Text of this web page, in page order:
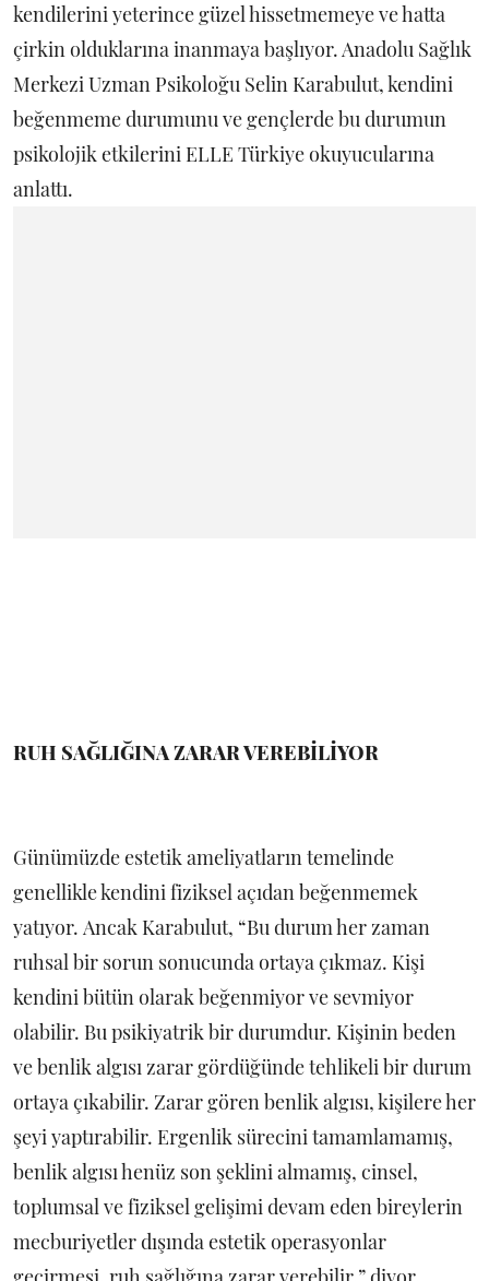
kendilerini yeterince güzel hissetmemeye ve hatta
çirkin olduklarına inanmaya başlıyor. Anadolu Sağlık
Merkezi Uzman Psikoloğu Selin Karabulut, kendini
beğenmeme durumunu ve gençlerde bu durumun
psikolojik etkilerini ELLE Türkiye okuyucularına
anlattı.
RUH SAĞLIĞINA ZARAR VEREBİLİYOR
Günümüzdeestetik ameliyatların temelinde
genellikle kendini fiziksel açıdan beğenmemek
yatıyor. Ancak Karabulut, “Bu durum her zaman
ruhsal bir sorun sonucunda ortaya çıkmaz. Kişi
kendini bütün olarak beğenmiyor ve sevmiyor
olabilir. Bu psikiyatrik bir durumdur. Kişinin beden
ve benlik algısı zarar gördüğünde tehlikeli bir durum
ortaya çıkabilir. Zarar gören benlik algısı, kişilere her
şeyi yaptırabilir. Ergenlik sürecini tamamlamamış,
benlik algısı henüz son şeklini almamış, cinsel,
toplumsal ve fiziksel gelişimi devam eden bireylerin
mecburiyetler dışında estetik operasyonlar